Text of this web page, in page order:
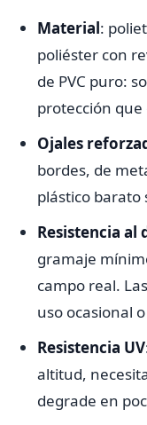
Material:
poliéster con
de PVC puro:
protección
Ojales
bordes, de
plástico barato
Resistencia al
gramaje
campo real.
uso ocasional
Resistencia UV
altitud,
degrade en